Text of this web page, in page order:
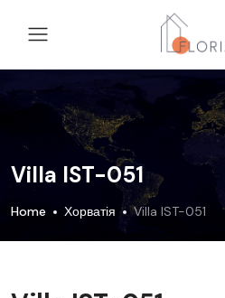
Villa IST-051
Home Хорватія Villa IST-051